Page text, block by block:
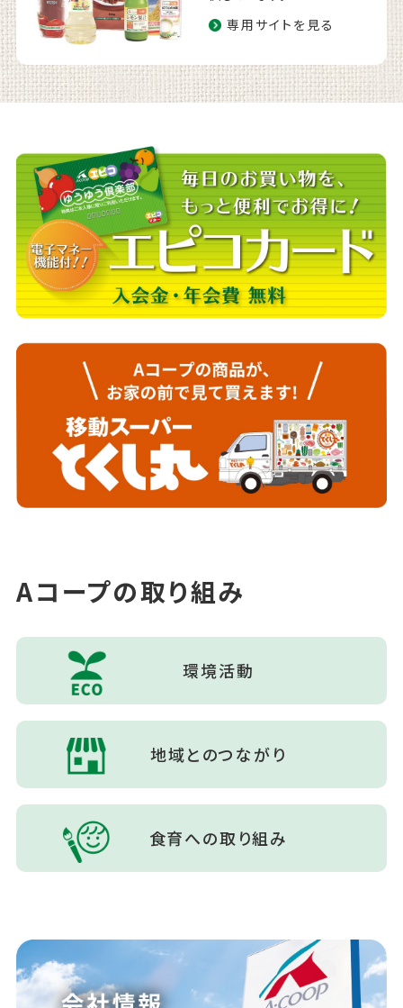
専用サイトを見る
Aコープの取り組み
環境活動
地域とのつながり
食育への取り組み